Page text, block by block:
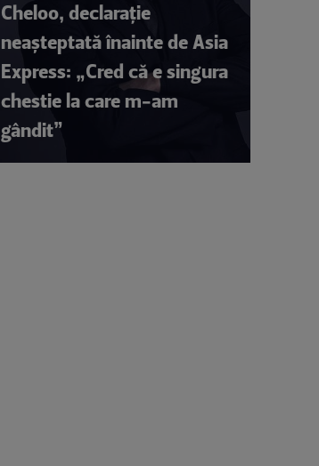
Cheloo, declarație
neașteptată înainte de Asia
Express: „Cred că e singura
chestie la care m-am
gândit”